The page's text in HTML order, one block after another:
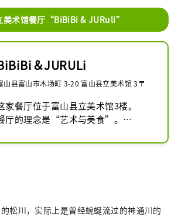
美术馆餐厅“BiBiBi & JURuli”
＆JURULi
山县富山市木场町 3-20 富山县立美术馆 3〒
家餐厅位于富山县立美术馆3楼。
厅的理念是“艺术与美食”。
。我们的菜单灵感来自于艺术作品。
松川，实际上是曾经蜿蜒流过的神通川的